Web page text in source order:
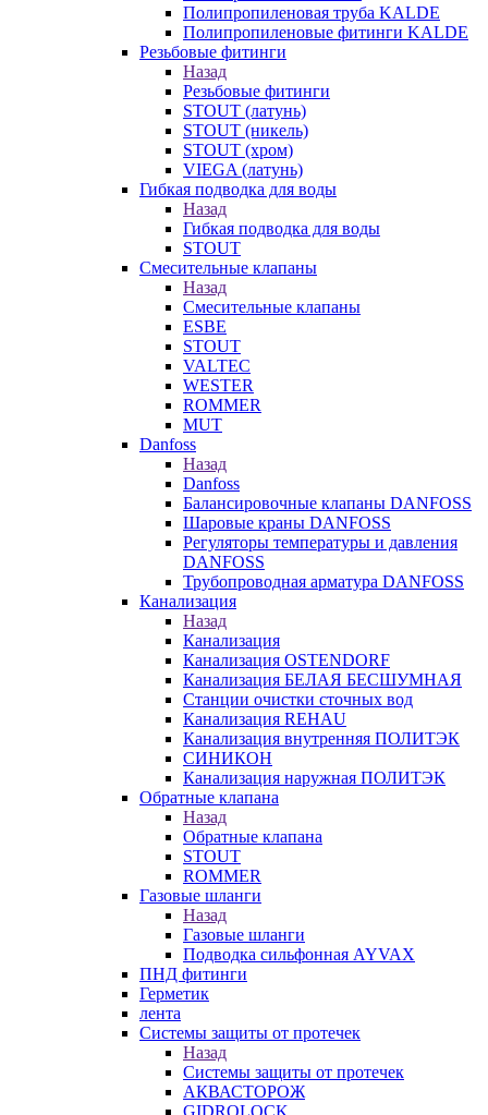
Полипропиленовая труба KALDE
Полипропиленовые фитинги KALDE
Резьбовые фитинги
Назад
Резьбовые фитинги
STOUT (латунь)
STOUT (никель)
STOUT (хром)
VIEGA (латунь)
Гибкая подводка для воды
Назад
Гибкая подводка для воды
STOUT
Смесительные клапаны
Назад
Смесительные клапаны
ESBE
STOUT
VALTEC
WESTER
ROMMER
MUT
Danfoss
Назад
Danfoss
Балансировочные клапаны DANFOSS
Шаровые краны DANFOSS
Регуляторы температуры и давления
DANFOSS
Трубопроводная арматура DANFOSS
Канализация
Назад
Канализация
Канализация OSTENDORF
Канализация БЕЛАЯ БЕСШУМНАЯ
Станции очистки сточных вод
Канализация REHAU
Канализация внутренняя ПОЛИТЭК
СИНИКОН
Канализация наружная ПОЛИТЭК
Обратные клапана
Назад
Обратные клапана
STOUT
ROMMER
Газовые шланги
Назад
Газовые шланги
Подводка сильфонная AYVAX
ПНД фитинги
Герметик
лента
Системы защиты от протечек
Назад
Системы защиты от протечек
АКВАСТОРОЖ
GIDROLOCK